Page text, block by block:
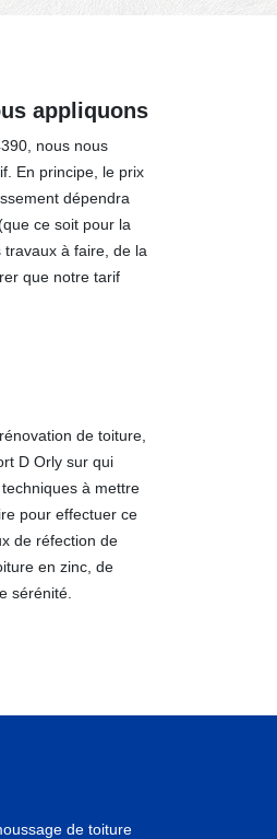
appliquons
nous nous
En principe, le prix
dépendra
ce soit pour la
travaux à faire, de la
que notre tarif
de toiture,
D Orly sur qui
à mettre
pour effectuer ce
de réfection de
en zinc, de
sérénité.
de toiture